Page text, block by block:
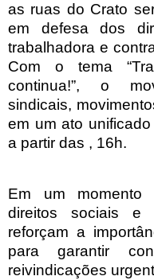
as ruas do Crato
em defesa dos
trabalhadora e
Com o tema
continua!”, o
sindicais,
em um ato
a partir das , 16h.
Em um momento
direitos sociais e
reforçam a
para garantir
reivindicações